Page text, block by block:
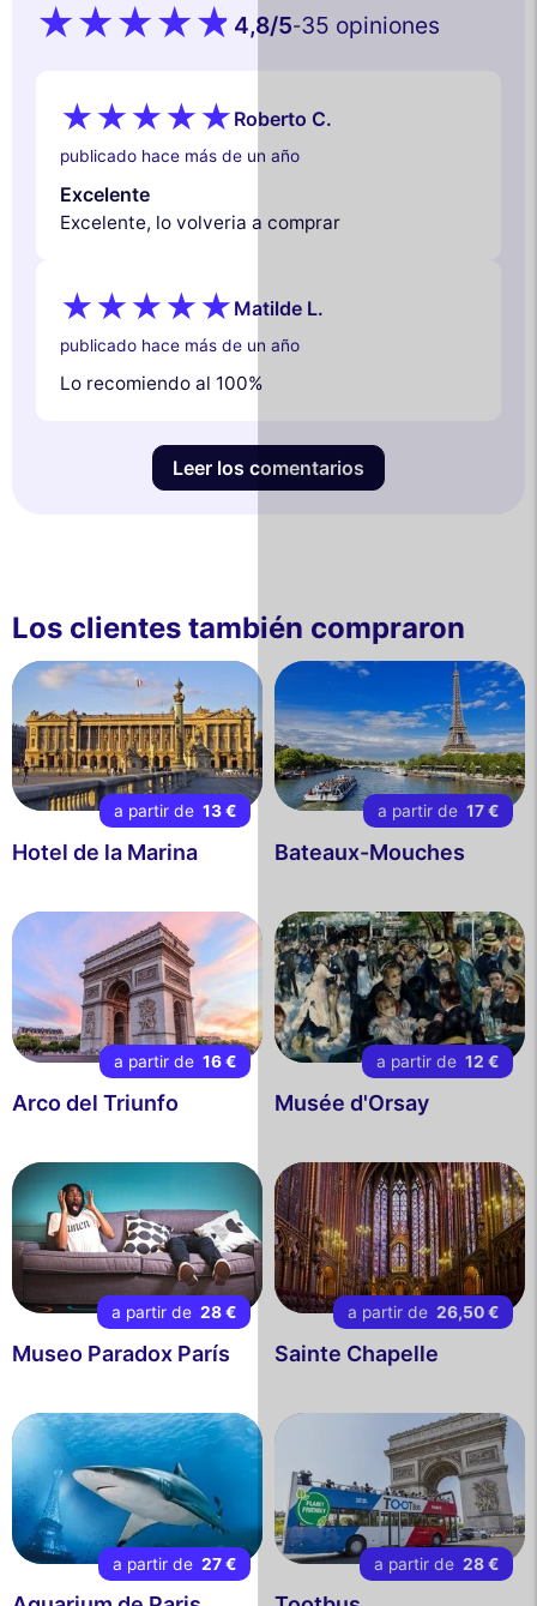
4,8/5-35 opiniones
Roberto C.
publicado hace más de un año
Excelente
Excelente, lo volveria a comprar
Matilde L.
publicado hace más de un año
Lo recomiendo al 100%
Leer los comentarios
Los clientes también compraron
a partir de 13 €
Hotel de la Marina
a partir de 17 €
Bateaux-Mouches
a partir de 16 €
Arco del Triunfo
a partir de 12 €
Musée d'Orsay
a partir de 28 €
Museo Paradox París
a partir de 26,50 €
Sainte Chapelle
a partir de 27 € a partir de 28 €